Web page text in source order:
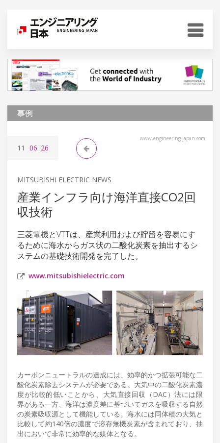
事例
www.engineering-japan.com
11 06 '26
MITSUBISHI ELECTRIC NEWS
産業インフラ向け海洋直接CO2回
収技術
三菱電機とVTTは、産業利用および貯留を容易にす
るために海水からガス状の二酸化炭素を抽出するシ
ステムの基礎技術開発を完了した。
www.mitsubishielectric.com
カーボンニュートラルの達成には、効率的かつ拡張可能な二
酸化炭素除去システムが必要である。大気中の二酸化炭素濃
度が比較的低いことから、大気直接回収（DAC）法には限
界がある一方、海洋は濃度差に基づいてガスを吸収する自然
の炭素吸収源として機能している。海水には同体積の大気と
比較して約140倍の濃度で溶存無機炭素が含まれており、抽
出において非常に効率的な媒体となる。